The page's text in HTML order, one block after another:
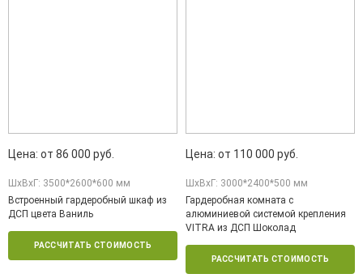
Цена: от 86 000 руб.
ШxВxГ: 3500*2600*600 мм
Встроенный гардеробный шкаф из
ДСП цвета Ваниль
РАССЧИТАТЬ СТОИМОСТЬ
Цена: от 110 000 руб.
ШxВxГ: 3000*2400*500 мм
Гардеробная комната с
алюминиевой системой крепления
VITRA из ДСП Шоколад
РАССЧИТАТЬ СТОИМОСТЬ